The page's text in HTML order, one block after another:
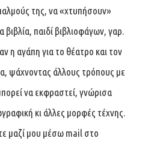
της, να «χτυπήσουν»
παιδί βιβλιοφάγων, γαρ.
η αγάπη για το θέατρο και τον
ψάχνοντας άλλους τρόπους με
να εκφραστεί, γνώρισα
κι άλλες μορφές τέχνης.
μαζί μου μέσω mail στο